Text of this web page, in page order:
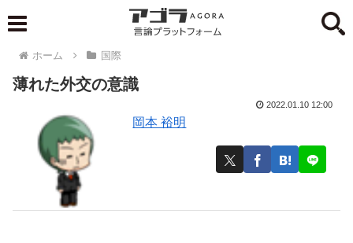
ホーム 国際
薄れた外交の意識
岡本 裕明
2022.01.10 12:00